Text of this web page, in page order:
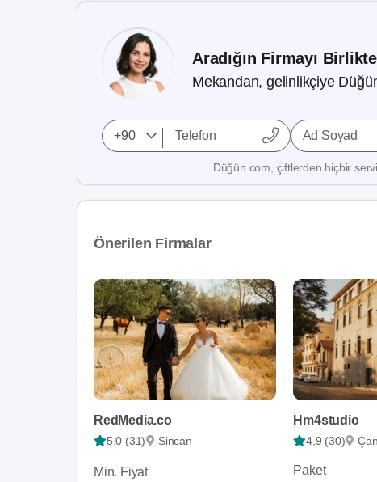
Aradığın Firmayı
Mekandan, gelinlikçiye
Ad Soyad
Düğün.com, çiftlerden hiçbir
Önerilen Firmalar
RedMedia.co
5,0 (31) Sincan
Min. Fiyat
Hm4studio
4,9 (30)
Paket